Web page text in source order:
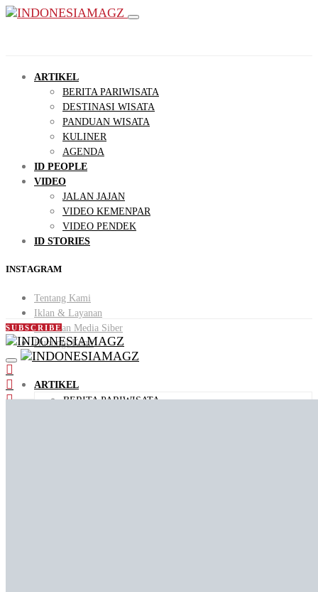
ARTIKEL
BERITA PARIWISATA
DESTINASI WISATA
PANDUAN WISATA
KULINER
AGENDA
ID PEOPLE
VIDEO
JALAN JAJAN
VIDEO KEMENPAR
VIDEO PENDEK
ID STORIES
INSTAGRAM
Tentang Kami
Iklan & Layanan
Pedoman Media Siber
Hubungi Kami
SUBSCRIBE
ARTIKEL
BERITA PARIWISATA